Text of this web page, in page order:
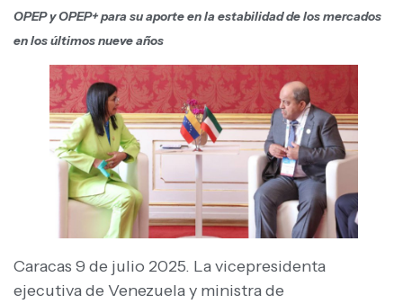
OPEP y OPEP+ para su aporte en la estabilidad de los mercados
en los últimos nueve años
Caracas 9 de julio 2025. La vicepresidenta
ejecutiva de Venezuela y ministra de